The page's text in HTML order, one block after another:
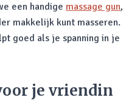
een handige massage gun,
makkelijk kunt masseren.
goed als je spanning in je
je vriendin